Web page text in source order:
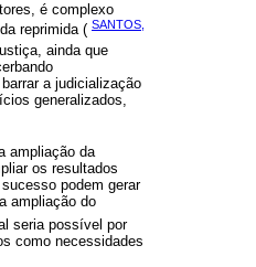
é complexo
reprimida ( SANTOS,
ainda que
a judicialização
generalizados,
ampliação da
os resultados
podem gerar
ampliação do
seria possível por
como necessidades